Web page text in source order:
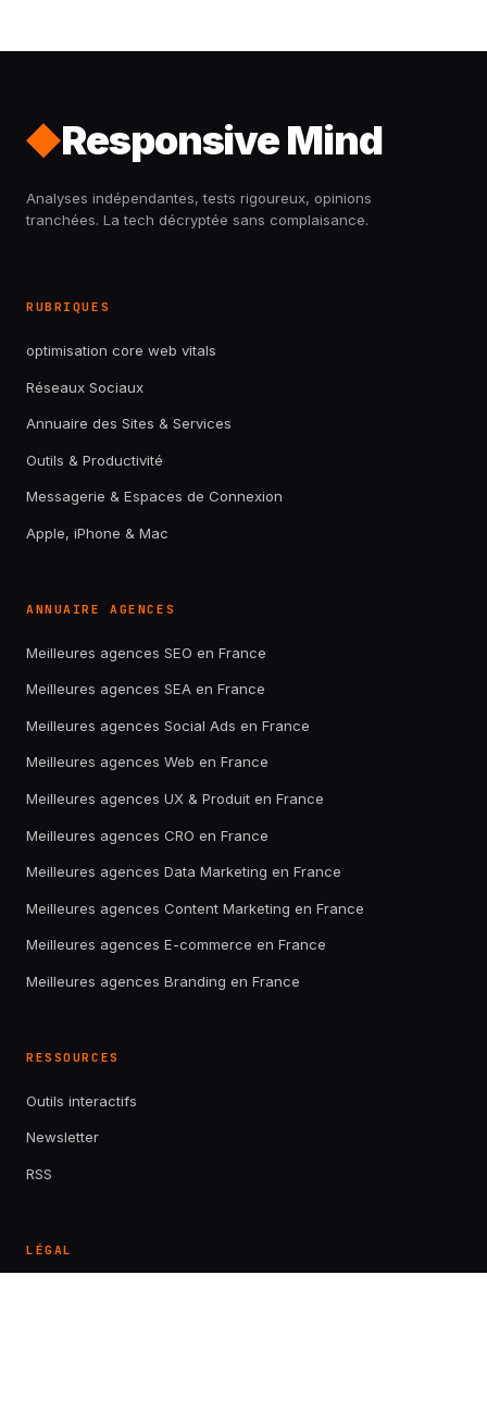
Responsive Mind
Analyses indépendantes, tests rigoureux, opinions
tranchées. La tech décryptée sans complaisance.
RUBRIQUES
optimisation core web vitals
Réseaux Sociaux
Annuaire des Sites & Services
Outils & Productivité
Messagerie & Espaces de Connexion
Apple, iPhone & Mac
ANNUAIRE AGENCES
Meilleures agences SEO en France
Meilleures agences SEA en France
Meilleures agences Social Ads en France
Meilleures agences Web en France
Meilleures agences UX & Produit en France
Meilleures agences CRO en France
Meilleures agences Data Marketing en France
Meilleures agences Content Marketing en France
Meilleures agences E-commerce en France
Meilleures agences Branding en France
RESSOURCES
Outils interactifs
Newsletter
RSS
LÉGAL